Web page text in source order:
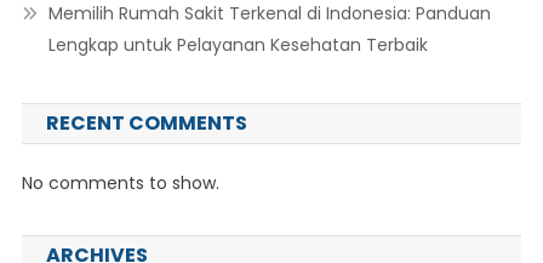
Memilih Rumah Sakit Terkenal di Indonesia: Panduan
Lengkap untuk Pelayanan Kesehatan Terbaik
RECENT COMMENTS
No comments to show.
ARCHIVES